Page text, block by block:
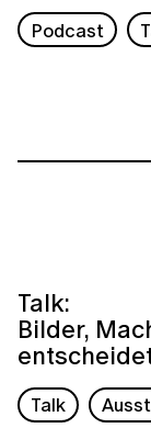
Podcast
Talk:
Bilder,
Talk